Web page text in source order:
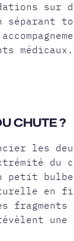
sur
séparant
médicaux.
CHUTE ?
les deux
du
petit
en
une